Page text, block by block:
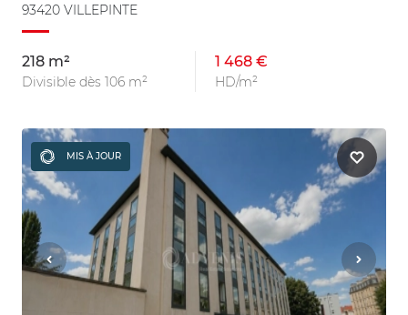
93420 VILLEPINTE
218 m²
Divisible dès 106 m²
1 468 €
HD/m²
MIS À JOUR